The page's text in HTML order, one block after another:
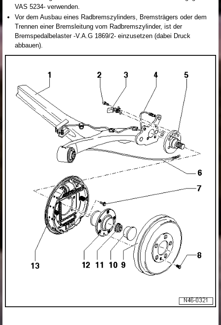
VAS 5234- verwenden.
Vor dem Ausbau eines Radbremszylinders, Bremsträgers oder dem
Trennen einer Bremsleitung vom Radbremszylinder, ist der
Bremspedalbelaster -V.A.G 1869/2- einzusetzen (dabei Druck
abbauen).